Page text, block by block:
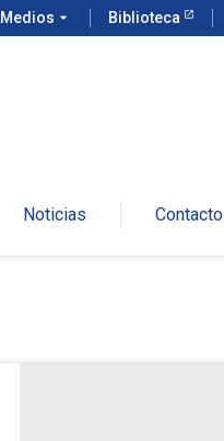
Medios arrow_drop_down Biblioteca
Noticias Contacto